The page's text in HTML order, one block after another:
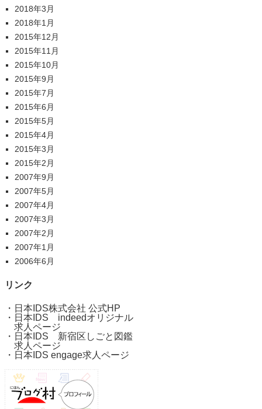
2018年3月
2018年1月
2015年12月
2015年11月
2015年10月
2015年9月
2015年7月
2015年6月
2015年5月
2015年4月
2015年3月
2015年2月
2007年9月
2007年5月
2007年4月
2007年3月
2007年2月
2007年1月
2006年6月
リンク
・ 日本IDS株式会社 公式HP
・ 日本IDS indeedオリジナル
求人ページ
・ 日本IDS 新宿区しごと図鑑
求人ページ
・ 日本IDS engage求人ページ